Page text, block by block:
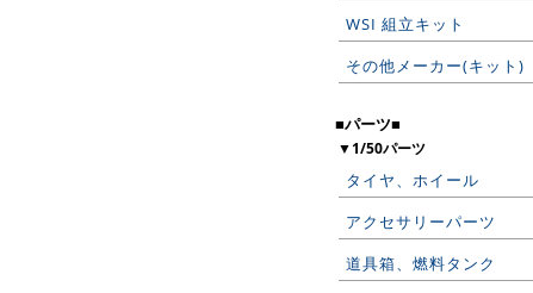
WSI 組立キット
その他メーカー(キット)
■パーツ■
▼1/50パーツ
タイヤ、ホイール
アクセサリーパーツ
道具箱、燃料タンク